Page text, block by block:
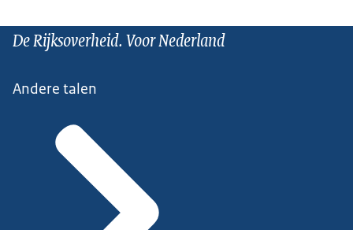
De Rijksoverheid. Voor Nederland
Andere talen